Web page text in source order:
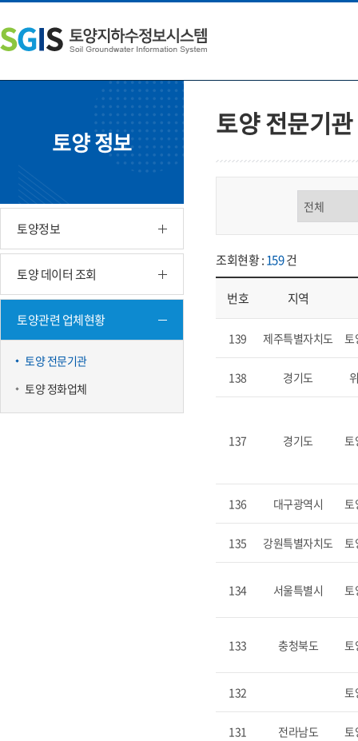
문
내
용
쪽
메
뉴
단
주
소
토양 정보
토양정보
토양 데이터 조회
토양관련 업체현황
토양 전문기관
토양 정화업체
토양 전문기관
조회현황 :159건
번호 지역
139 제주특별자치도 토
138 경기도
137 경기도 토
136 대구광역시 토
135 강원특별자치도 토
134 서울특별시 토
133 충청북도 토
132 토
131 전라남도 토